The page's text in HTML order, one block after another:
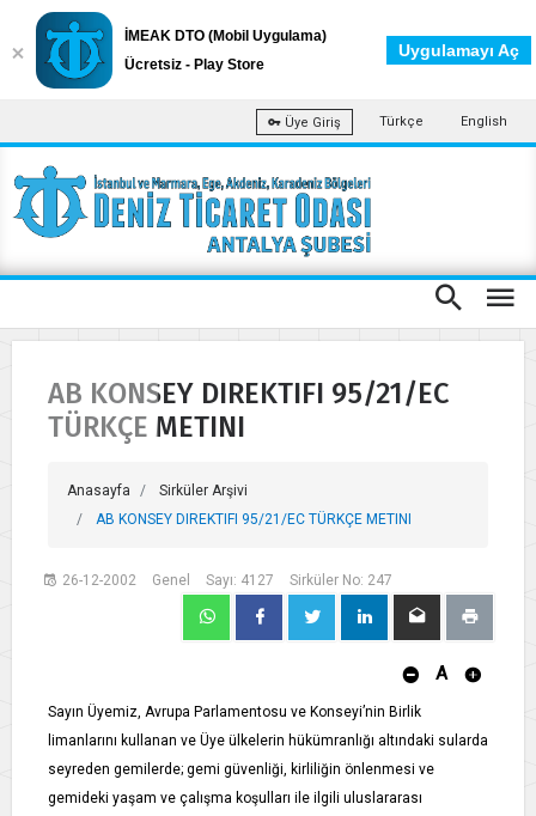
Üye Giriş Türkçe English
AB KONSEY DIREKTIFI 95/21/EC
TÜRKÇE METINI
Anasayfa
Sirküler Arşivi
AB KONSEY DIREKTIFI 95/21/EC TÜRKÇE METINI
26-12-2002 Genel Sayı: 4127 Sirküler No: 247
A
Sayın Üyemiz, Avrupa Parlamentosu ve Konseyi’nin Birlik
limanlarını kullanan ve Üye ülkelerin hükümranlığı altındaki sularda
seyreden gemilerde; gemi güvenliği, kirliliğin önlenmesi ve
gemideki yaşam ve çalışma koşulları ile ilgili uluslararası
İMEAK DTO (Mobil Uygulama)
Ücretsiz - Play Store
Uygulamayı Aç